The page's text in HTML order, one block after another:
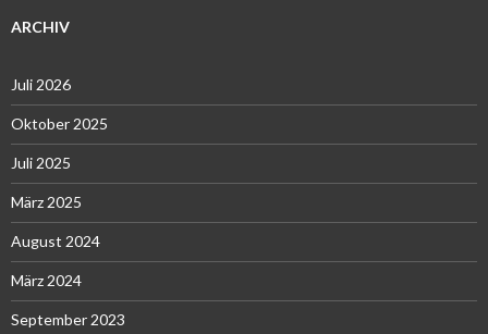
ARCHIV
Juli 2026
Oktober 2025
Juli 2025
März 2025
August 2024
März 2024
September 2023